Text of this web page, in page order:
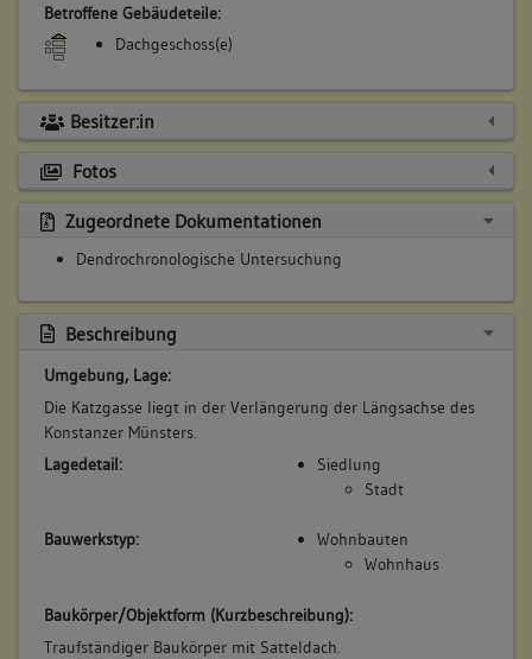
Betroffene Gebäudeteile:
Dachgeschoss(e)
Besitzer:in
Fotos
Zugeordnete Dokumentationen
Dendrochronologische Untersuchung
Beschreibung
Umgebung, Lage:
Die Katzgasse liegt in der Verlängerung der Längsachse des
Konstanzer Münsters.
Lagedetail:
Siedlung
Stadt
Bauwerkstyp:
Wohnbauten
Wohnhaus
Baukörper/Objektform (Kurzbeschreibung):
Traufständiger Baukörper mit Satteldach.